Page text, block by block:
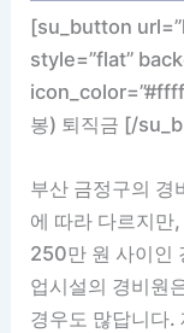
[su_button
style=”flat”
봉) 퇴직금 [/
부산 금정구의 경
에 따라 다르지만
250만 원 사이인
업시설의 경비원
경우도 많답니다.